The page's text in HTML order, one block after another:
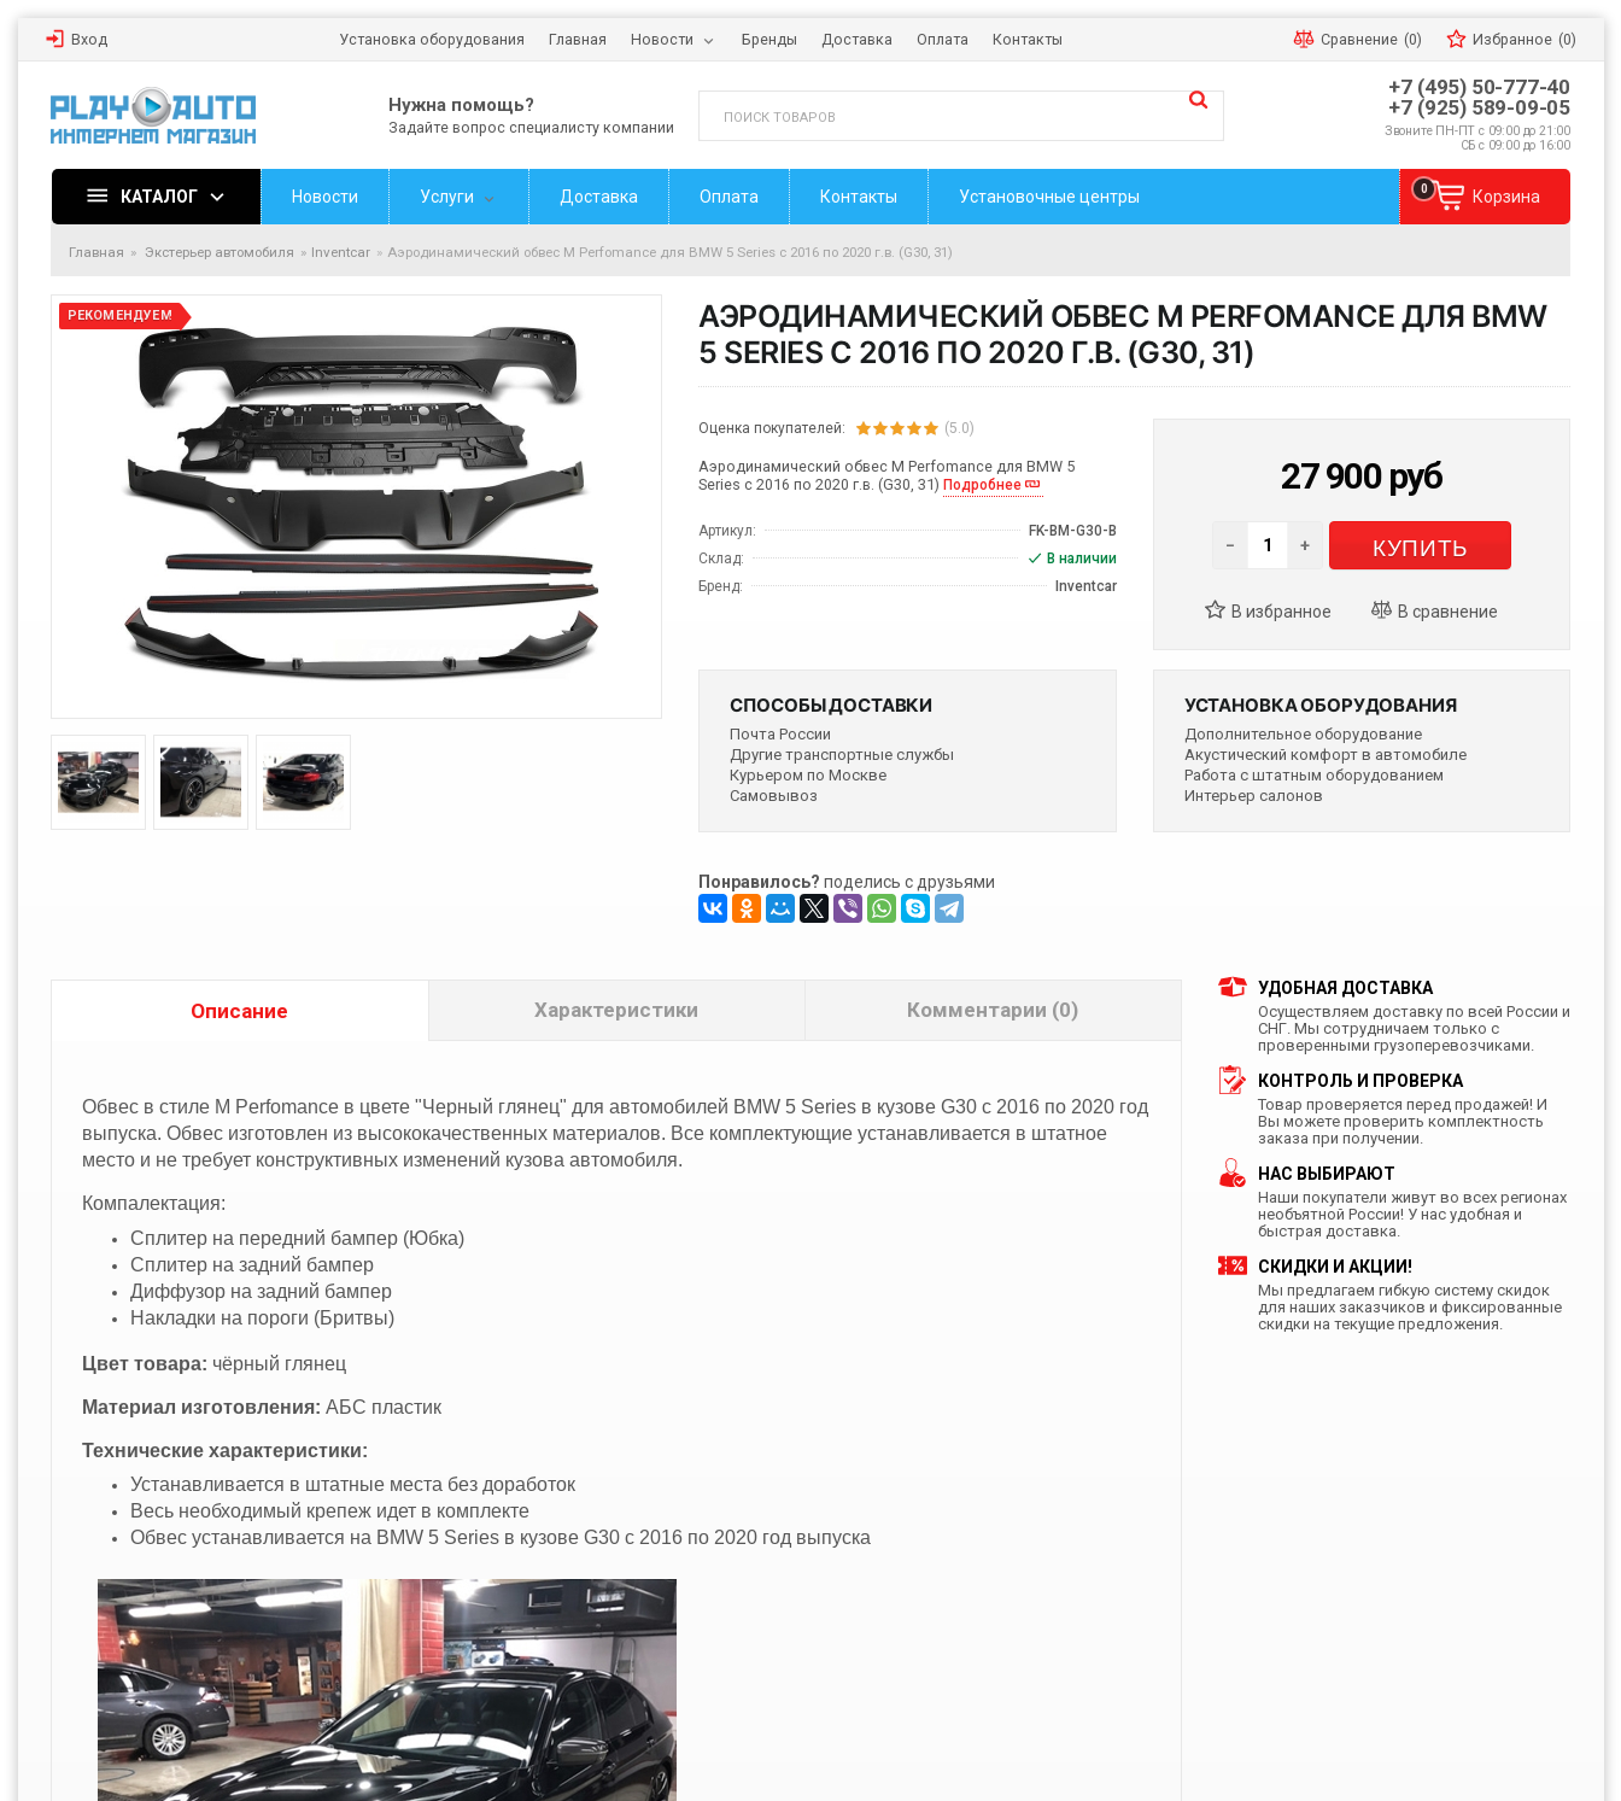
Вход Установка оборудования Главная Новости Бренды Доставка Оплата Контакты Сравнение (0) Избранное (0)
Нужна помощь?
Задайте вопрос специалисту компании
+7 (495) 50-777-40
+7 (925) 589-09-05
Звоните ПН-ПТ с 09:00 до 21:00
СБ с 09:00 до 16:00
КАТАЛОГ Новости Услуги Доставка Оплата Контакты Установочные центры Корзина
0
Главная Экстерьер автомобиля Inventcar Аэродинамический обвес M Perfomance для BMW 5 Series с 2016 по 2020 г.в. (G30, 31)
РЕКОМЕНДУЕМ
АЭРОДИНАМИЧЕСКИЙ ОБВЕС M PERFOMANCE ДЛЯ BMW
5 SERIES С 2016 ПО 2020 Г.В. (G30, 31)
Оценка покупателей: (5.0)
Аэродинамический обвес M Perfomance для BMW 5
Series с 2016 по 2020 г.в. (G30, 31)Подробнее
Артикул:
FK-BM-G30-B
Склад:
В наличии
Бренд:
Inventcar
27 900 руб
− + КУПИТЬ
СПОСОБЫ ДОСТАВКИ
Почта России
Другие транспортные службы
Курьером по Москве
Самовывоз
УСТАНОВКА ОБОРУДОВАНИЯ
Дополнительное оборудование
Акустический комфорт в автомобиле
Работа с штатным оборудованием
Интерьер салонов
Понравилось? поделись с друзьями
Описание Характеристики Комментарии (0)
Обвес в стиле M Perfomance в цвете "Черный глянец" для автомобилей BMW 5 Series в кузове G30 с 2016 по 2020 год
выпуска. Обвес изготовлен из высококачественных материалов. Все комплектующие устанавливается в штатное
место и не требует конструктивных изменений кузова автомобиля.
Компалектация:
Сплитер на передний бампер (Юбка)
Сплитер на задний бампер
Диффузор на задний бампер
Накладки на пороги (Бритвы)
Цвет товара: чёрный глянец
Материал изготовления: АБС пластик
Технические характеристики:
Устанавливается в штатные места без доработок
Весь необходимый крепеж идет в комплекте
Обвес устанавливается на BMW 5 Series в кузове G30 с 2016 по 2020 год выпуска
УДОБНАЯ ДОСТАВКА
Осуществляем доставку по всей России и
СНГ. Мы сотрудничаем только с
проверенными грузоперевозчиками.
КОНТРОЛЬ И ПРОВЕРКА
Товар проверяется перед продажей! И
Вы можете проверить комплектность
заказа при получении.
НАС ВЫБИРАЮТ
Наши покупатели живут во всех регионах
необъятной России! У нас удобная и
быстрая доставка.
СКИДКИ И АКЦИИ!
Мы предлагаем гибкую систему скидок
для наших заказчиков и фиксированные
скидки на текущие предложения.